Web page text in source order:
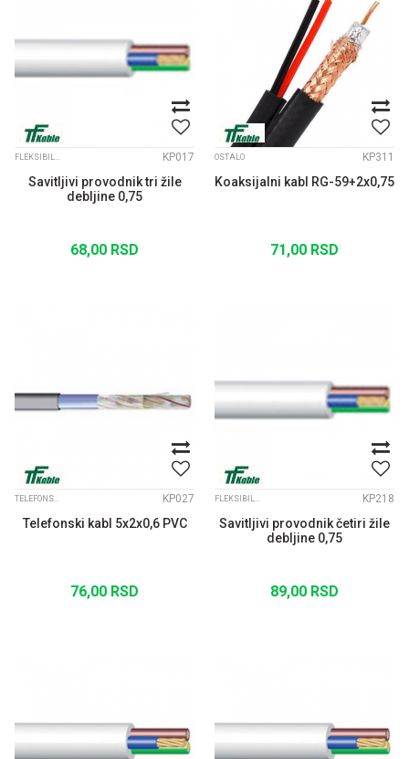
FLEKSIBILNI KABLOVI KP017
Savitljivi provodnik tri žile
debljine 0,75
68,00 RSD
OSTALO KP311
Koaksijalni kabl RG-59+2x0,75
71,00 RSD
TELEFONSKI INSTALACIONI KABLOVI KP027
Telefonski kabl 5x2x0,6 PVC
76,00 RSD
FLEKSIBILNI KABLOVI KP218
Savitljivi provodnik četiri žile
debljine 0,75
89,00 RSD